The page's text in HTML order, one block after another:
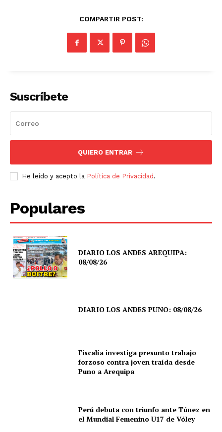
COMPARTIR POST:
Suscríbete
QUIERO ENTRAR
He leído y acepto la Política de Privacidad .
Populares
DIARIO LOS ANDES AREQUIPA:
08/08/26
DIARIO LOS ANDES PUNO: 08/08/26
Fiscalía investiga presunto trabajo
forzoso contra joven traída desde
Puno a Arequipa
Perú debuta con triunfo ante Túnez en
el Mundial Femenino U17 de Vóley